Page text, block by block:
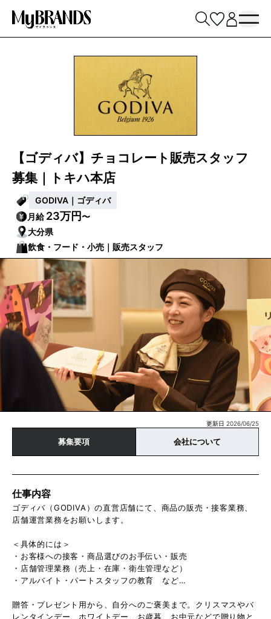
【ゴディバ】チョコレート販売スタッフ
募集｜トキハ本店
GODIVA｜ゴディバ
月給23万円〜
大分県
飲食・フード・小売｜販売スタッフ
更新日 2026/06/25
募集要項 会社について
仕事内容
ゴディバ（GODIVA）の直営店舗にて、商品の販売・接客業務、
店舗運営業務をお願いします。
＜具体的には＞
・お客様への接客・商品選びのお手伝い・販売
・店舗管理業務（売上・在庫・衛生管理など）
・アルバイト・パートスタッフの教育 など…
贈答・プレゼント用から、自分へのご褒美まで。クリスマスやバ
レンタインデー、ホワイトデー、お歳暮、お中元などで贈り物と